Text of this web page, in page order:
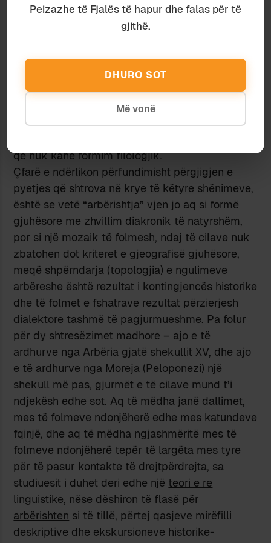
festivaleve dhe manifestimeve të nostalgjisë dhe
skënderbejadës, është gjithashtu e themeluar
dhe e shijuar, nga disa breza shqiptarësh, duke
filluar nga “Milosaoja” i De Radës, i është dhënë
publikut “e përkthyer” në shqipe (“e përshtatur”),
sepse origjinalët nuk do të kuptoheshin – dyshoj
fort se origjinalët tashmë kuptohen vetëm prej
që nuk kanë formim filologjik.
Çfarë e ndërlikon përfundimisht përgjigjen e
pyetjes që shtrova në krye të këtyre shënimeve,
është se vetë “arbërishtja” vjen jo aq si formë
gjuhësore me zhvillim diakronik të natyrshëm,
por si një mozaik të folmesh, ndaj të cilave nuk
zbatohen dot kriteret e gjeografisë gjuhësore,
meqë shpërndarja (topologjia) e ngulimeve
arbëreshe është rezultat i kontingjencës historike
dhe të folmet e fshatrave rezultat përzierjesh
dialektore tashmë të pagjurmueshme. Pa folur
për dy shtresëzimet madhore – ajo e të
ardhurve nga Arbëria gjatë shekullit XV, dhe ajo
e të ardhurve nga Moreja (Peloponezi) një
shekull më pas, gjurmët e të cilave mund t’i
ndjekësh edhe sot. Aq të mëdha janë dallimet,
mes të folmeve ndonjëherë edhe mes katundeve
fqinjë, dhe aq të mëdha ngjashmëritë mes të
folmeve ndonjëherë tepër të largëta mes tyre
për të pasur kontakte të drejtpërdrejta, sa
studiuesit i duhet deri edhe një teori e re
linguistike, nëse dëshiron të flasë për
arbërishten si të tillë, përtej qasjeve mirëfilli
deskriptive dhe ekskursioneve historike-
Peizazhe të Fjalës të hapur dhe falas për të
gjithë.
DHURO SOT
Më vonë